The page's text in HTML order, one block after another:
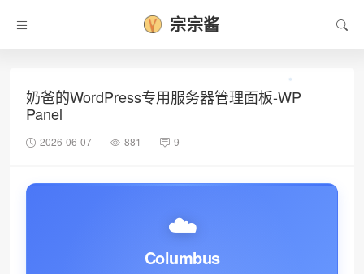
宗宗酱
奶爸的WordPress专用服务器管理面板-WP
Panel
2026-06-07 881 9
☁️
Columbus